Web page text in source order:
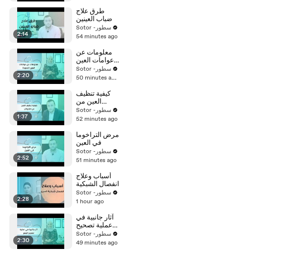
2:14
طرق علاج
ضباب العينين
Sotor -سطور
54 minutes ago
2:20
معلومات عن
عوامات العين
الحميدةSotor -سطور
50 minutes ago
1:37
كيفية تنظيف
العين من
الشوائبSotor -سطور
52 minutes ago
2:52
مرض التراخوما
في العين
Sotor -سطور
51 minutes ago
2:28
أسباب وعلاج
انفصال الشبكية
Sotor -سطور
1 hour ago
2:30
آثار جانبية في
عملية تصحيح
البصر
Sotor -سطور
49 minutes ago